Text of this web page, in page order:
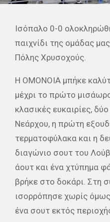
Ισόπαλο 0-0
παιχνίδι της ομάδας
Πόλης Χρυσοχούς.
Η ΟΜΟΝΟΙΑ μπήκε
μέχρι το πρώτο
κλασικές ευκαιρίες,
Νεάρχου, η πρώτη
τερματοφύλακα και η
διαγώνιο σουτ του
άουτ και ένα χτύπημα
βρήκε στο δοκάρι. Στη
ισορρόπησε χωρίς
ένα σουτ εκτός